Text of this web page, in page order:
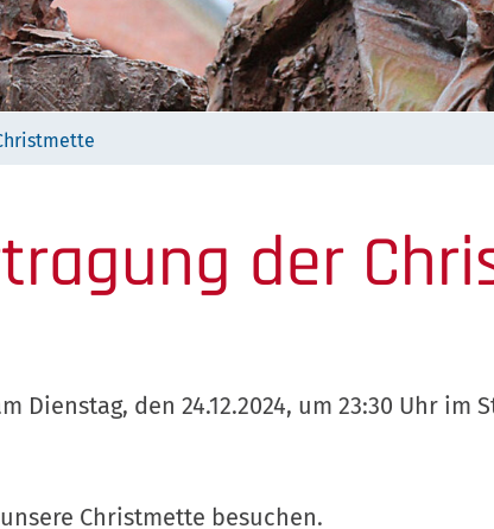
der
Dienstag, den 24.12.2024, um 23:30 Uhr
Christmette besuchen.